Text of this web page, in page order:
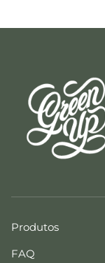
Produtos
FAQ